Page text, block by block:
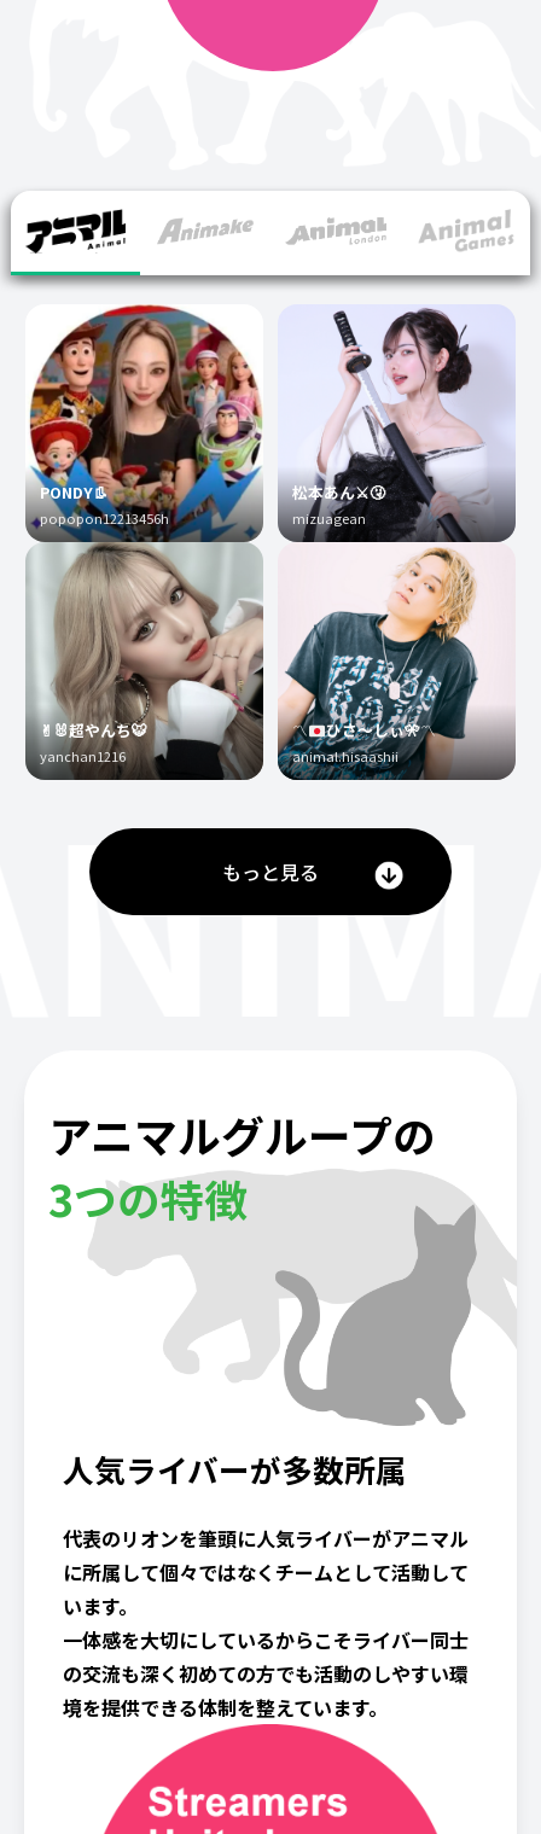
PONDY👢
popopon12213456h
✌︎🐰超やんち🐯
yanchan1216
松本あん⚔️🤧
mizuagean
〽️ ひさ〜しぃ🎌〽️
animal.hisaashii
もっと見る
アニマルグループの
3つの特徴
人気ライバーが多数所属
代表のリオンを筆頭に人気ライバーがアニマル
に所属して個々ではなくチームとして活動して
います。
一体感を大切にしているからこそライバー同士
の交流も深く初めての方でも活動のしやすい環
境を提供できる体制を整えています。